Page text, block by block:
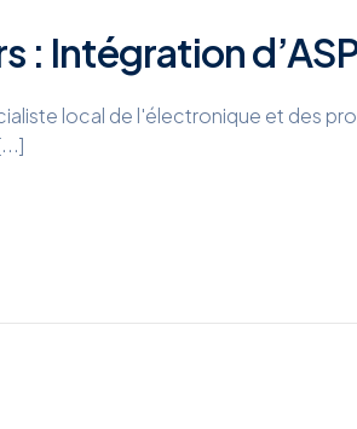
: Intégration
local de l'électronique et des